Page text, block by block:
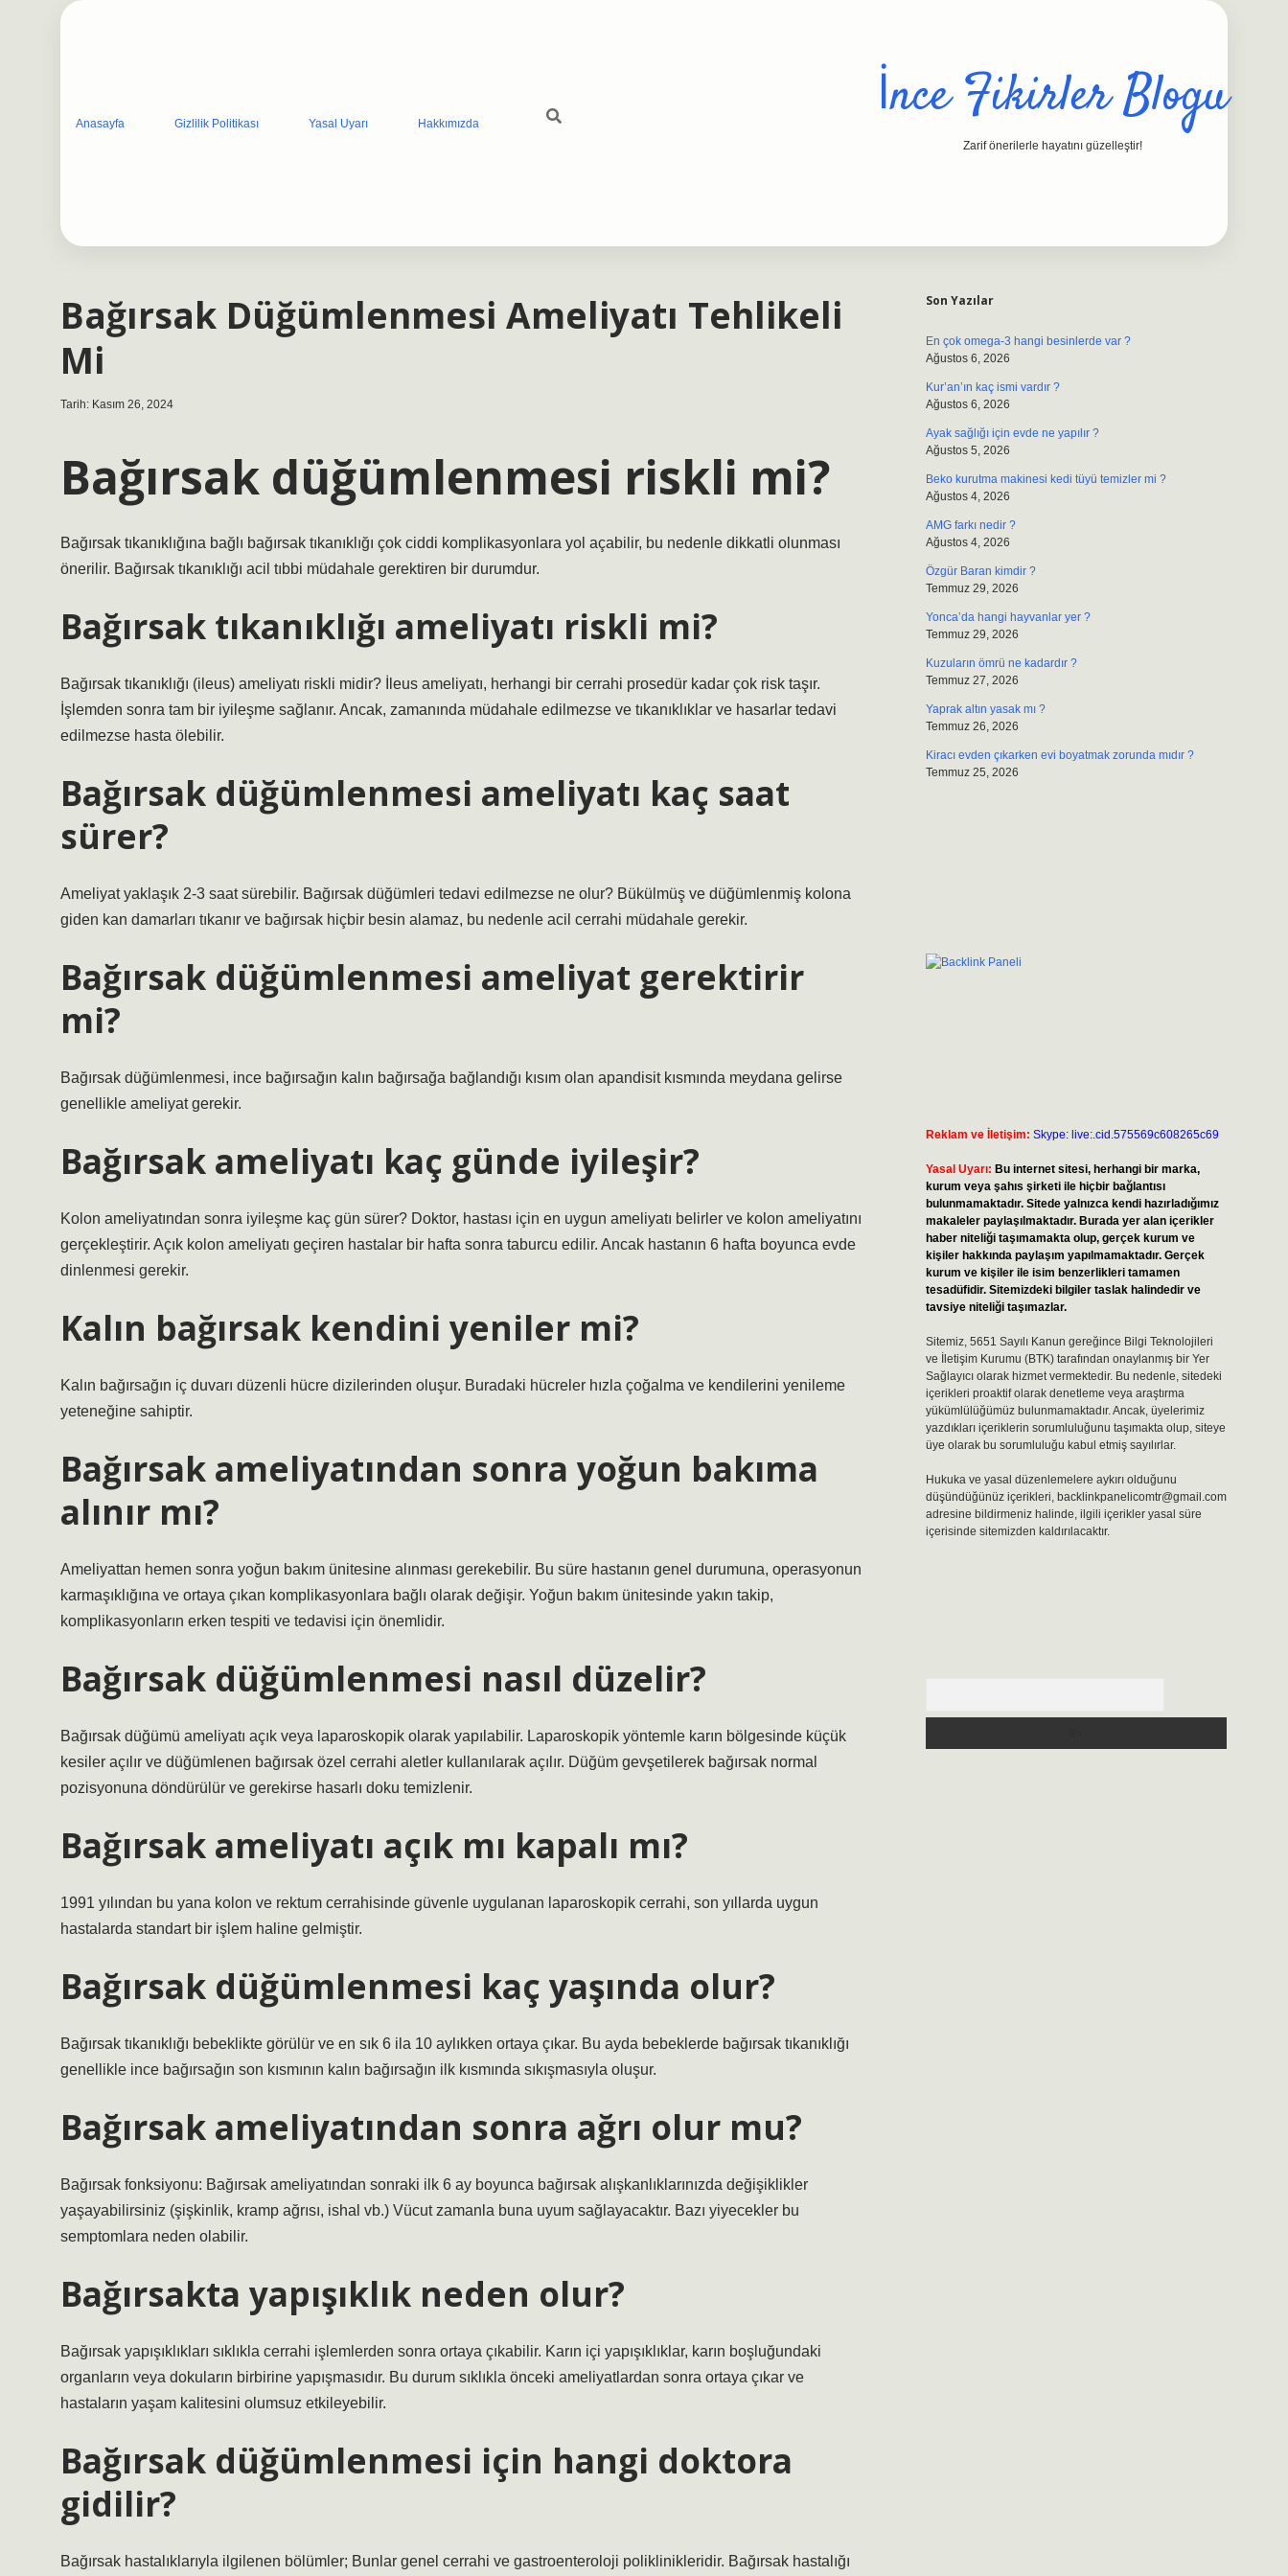
Anasayfa Gizlilik Politikası Yasal Uyarı Hakkımızda İnce Fikirler Blogu
Zarif önerilerle hayatını güzelleştir!
Bağırsak Düğümlenmesi Ameliyatı Tehlikeli
Mi
Tarih: Kasım 26, 2024
Bağırsak düğümlenmesi riskli mi?
Bağırsak tıkanıklığına bağlı bağırsak tıkanıklığı çok ciddi komplikasyonlara yol açabilir, bu nedenle dikkatli olunması
önerilir. Bağırsak tıkanıklığı acil tıbbi müdahale gerektiren bir durumdur.
Bağırsak tıkanıklığı ameliyatı riskli mi?
Bağırsak tıkanıklığı (ileus) ameliyatı riskli midir? İleus ameliyatı, herhangi bir cerrahi prosedür kadar çok risk taşır.
İşlemden sonra tam bir iyileşme sağlanır. Ancak, zamanında müdahale edilmezse ve tıkanıklıklar ve hasarlar tedavi
edilmezse hasta ölebilir.
Bağırsak düğümlenmesi ameliyatı kaç saat
sürer?
Ameliyat yaklaşık 2-3 saat sürebilir. Bağırsak düğümleri tedavi edilmezse ne olur? Bükülmüş ve düğümlenmiş kolona
giden kan damarları tıkanır ve bağırsak hiçbir besin alamaz, bu nedenle acil cerrahi müdahale gerekir.
Bağırsak düğümlenmesi ameliyat gerektirir
mi?
Bağırsak düğümlenmesi, ince bağırsağın kalın bağırsağa bağlandığı kısım olan apandisit kısmında meydana gelirse
genellikle ameliyat gerekir.
Bağırsak ameliyatı kaç günde iyileşir?
Kolon ameliyatından sonra iyileşme kaç gün sürer? Doktor, hastası için en uygun ameliyatı belirler ve kolon ameliyatını
gerçekleştirir. Açık kolon ameliyatı geçiren hastalar bir hafta sonra taburcu edilir. Ancak hastanın 6 hafta boyunca evde
dinlenmesi gerekir.
Kalın bağırsak kendini yeniler mi?
Kalın bağırsağın iç duvarı düzenli hücre dizilerinden oluşur. Buradaki hücreler hızla çoğalma ve kendilerini yenileme
yeteneğine sahiptir.
Bağırsak ameliyatından sonra yoğun bakıma
alınır mı?
Ameliyattan hemen sonra yoğun bakım ünitesine alınması gerekebilir. Bu süre hastanın genel durumuna, operasyonun
karmaşıklığına ve ortaya çıkan komplikasyonlara bağlı olarak değişir. Yoğun bakım ünitesinde yakın takip,
komplikasyonların erken tespiti ve tedavisi için önemlidir.
Bağırsak düğümlenmesi nasıl düzelir?
Bağırsak düğümü ameliyatı açık veya laparoskopik olarak yapılabilir. Laparoskopik yöntemle karın bölgesinde küçük
kesiler açılır ve düğümlenen bağırsak özel cerrahi aletler kullanılarak açılır. Düğüm gevşetilerek bağırsak normal
pozisyonuna döndürülür ve gerekirse hasarlı doku temizlenir.
Bağırsak ameliyatı açık mı kapalı mı?
1991 yılından bu yana kolon ve rektum cerrahisinde güvenle uygulanan laparoskopik cerrahi, son yıllarda uygun
hastalarda standart bir işlem haline gelmiştir.
Bağırsak düğümlenmesi kaç yaşında olur?
Bağırsak tıkanıklığı bebeklikte görülür ve en sık 6 ila 10 aylıkken ortaya çıkar. Bu ayda bebeklerde bağırsak tıkanıklığı
genellikle ince bağırsağın son kısmının kalın bağırsağın ilk kısmında sıkışmasıyla oluşur.
Bağırsak ameliyatından sonra ağrı olur mu?
Bağırsak fonksiyonu: Bağırsak ameliyatından sonraki ilk 6 ay boyunca bağırsak alışkanlıklarınızda değişiklikler
yaşayabilirsiniz (şişkinlik, kramp ağrısı, ishal vb.) Vücut zamanla buna uyum sağlayacaktır. Bazı yiyecekler bu
semptomlara neden olabilir.
Bağırsakta yapışıklık neden olur?
Bağırsak yapışıklıkları sıklıkla cerrahi işlemlerden sonra ortaya çıkabilir. Karın içi yapışıklıklar, karın boşluğundaki
organların veya dokuların birbirine yapışmasıdır. Bu durum sıklıkla önceki ameliyatlardan sonra ortaya çıkar ve
hastaların yaşam kalitesini olumsuz etkileyebilir.
Bağırsak düğümlenmesi için hangi doktora
gidilir?
Bağırsak hastalıklarıyla ilgilenen bölümler; Bunlar genel cerrahi ve gastroenteroloji poliklinikleridir. Bağırsak hastalığı
Son Yazılar
En çok omega-3 hangi besinlerde var ?
Ağustos 6, 2026
Kur’an’ın kaç ismi vardır ?
Ağustos 6, 2026
Ayak sağlığı için evde ne yapılır ?
Ağustos 5, 2026
Beko kurutma makinesi kedi tüyü temizler mi ?
Ağustos 4, 2026
AMG farkı nedir ?
Ağustos 4, 2026
Özgür Baran kimdir ?
Temmuz 29, 2026
Yonca’da hangi hayvanlar yer ?
Temmuz 29, 2026
Kuzuların ömrü ne kadardır ?
Temmuz 27, 2026
Yaprak altın yasak mı ?
Temmuz 26, 2026
Kiracı evden çıkarken evi boyatmak zorunda mıdır ?
Temmuz 25, 2026
Reklam ve İletişim: Skype: live:.cid.575569c608265c69
Yasal Uyarı: Bu internet sitesi, herhangi bir marka,
kurum veya şahıs şirketi ile hiçbir bağlantısı
bulunmamaktadır. Sitede yalnızca kendi hazırladığımız
makaleler paylaşılmaktadır. Burada yer alan içerikler
haber niteliği taşımamakta olup, gerçek kurum ve
kişiler hakkında paylaşım yapılmamaktadır. Gerçek
kurum ve kişiler ile isim benzerlikleri tamamen
tesadüfidir. Sitemizdeki bilgiler taslak halindedir ve
tavsiye niteliği taşımazlar.
Sitemiz, 5651 Sayılı Kanun gereğince Bilgi Teknolojileri
ve İletişim Kurumu (BTK) tarafından onaylanmış bir Yer
Sağlayıcı olarak hizmet vermektedir. Bu nedenle, sitedeki
içerikleri proaktif olarak denetleme veya araştırma
yükümlülüğümüz bulunmamaktadır. Ancak, üyelerimiz
yazdıkları içeriklerin sorumluluğunu taşımakta olup, siteye
üye olarak bu sorumluluğu kabul etmiş sayılırlar.
Hukuka ve yasal düzenlemelere aykırı olduğunu
düşündüğünüz içerikleri, backlinkpanelicomtr@gmail.com
adresine bildirmeniz halinde, ilgili içerikler yasal süre
içerisinde sitemizden kaldırılacaktır.